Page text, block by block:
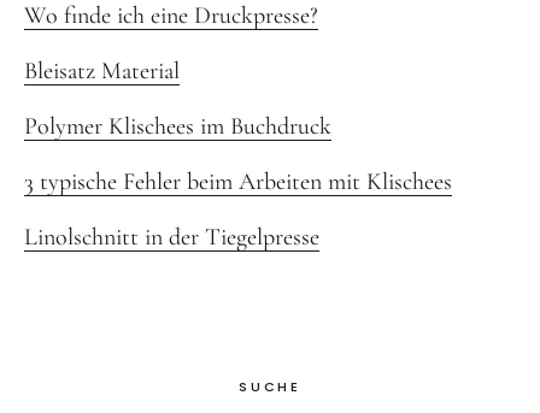
Wo finde ich eine Druckpresse?
Bleisatz Material
Polymer Klischees im Buchdruck
3 typische Fehler beim Arbeiten mit Klischees
Linolschnitt in der Tiegelpresse
SUCHE